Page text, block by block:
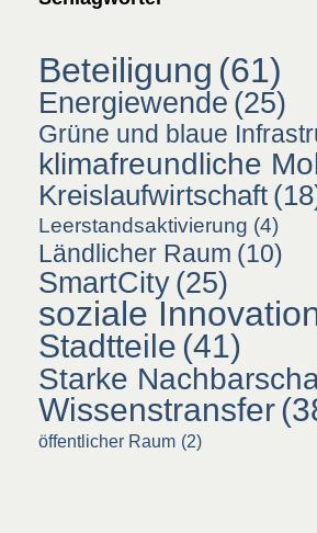
Beteiligung (61)
Energiewende (25)
Grüne und blaue
klimafreundliche
Kreislaufwirtschaft
Leerstandsaktivierung (4)
Ländlicher Raum (10)
SmartCity(25)
soziale
Stadtteile (41)
Starke
Wissenstransfer
öffentlicher Raum (2)